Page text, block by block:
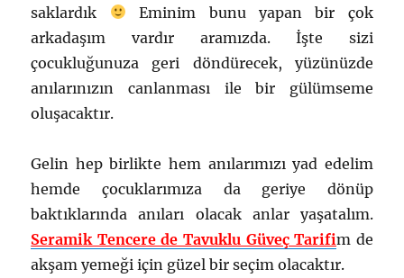
saklardık
Eminim bunu yapan bir çok
arkadaşım vardır aramızda. İşte sizi
çocukluğunuza geri döndürecek, yüzünüzde
anılarınızın canlanması ile bir gülümseme
oluşacaktır.
Gelin hep birlikte hem anılarımızı yad edelim
hemde çocuklarımıza da geriye dönüp
baktıklarında anıları olacak anlar yaşatalım.
Seramik Tencere de Tavuklu Güveç Tarifim de
akşam yemeği için güzel bir seçim olacaktır.